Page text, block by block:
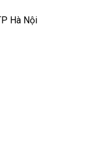
Hà Nội